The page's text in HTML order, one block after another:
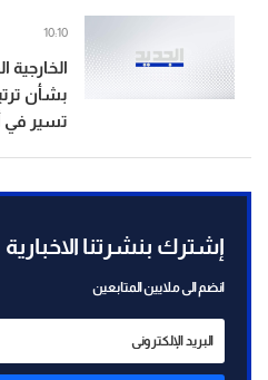
الخارجية
بشأن
تسير في
10:10
إشترك بنشرتنا الاخبارية
انضم الى ملايين المتابعين